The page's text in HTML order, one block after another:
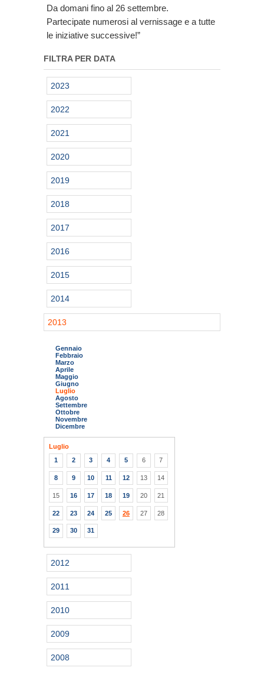
Da domani fino al 26 settembre.
Partecipate numerosi al vernissage e a tutte
le iniziative successive!”
FILTRA PER DATA
2023
2022
2021
2020
2019
2018
2017
2016
2015
2014
2013
Gennaio
Febbraio
Marzo
Aprile
Maggio
Giugno
Luglio
Agosto
Settembre
Ottobre
Novembre
Dicembre
Luglio
1
2 3 4 5 6 7
8 9 10 11 12 13 14
15 16 17 18 19 20 21
22 23 24 25 26 27 28
29 30 31
2012
2011
2010
2009
2008